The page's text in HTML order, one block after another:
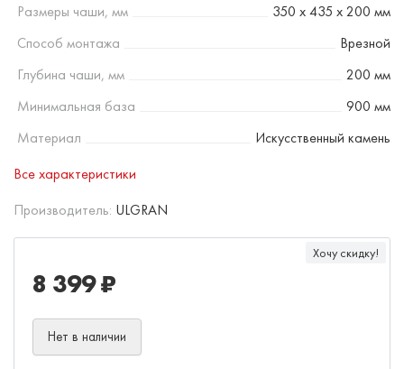
Размеры чаши, мм
350 х 435 х 200 мм
Способ монтажа
Врезной
Глубина чаши, мм
200 мм
Минимальная база
900 мм
Материал
Искусственный камень
Все характеристики
Производитель: ULGRAN
Хочу скидку!
8 399 ₽
Нет в наличии